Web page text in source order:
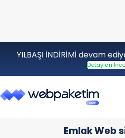
YILBAŞI İNDİRİMİ devam
Detayları
Emlak Web